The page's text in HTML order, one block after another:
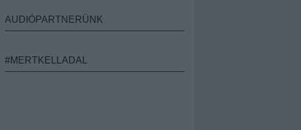
AUDIÓPARTNERÜNK
#MERTKELLADAL